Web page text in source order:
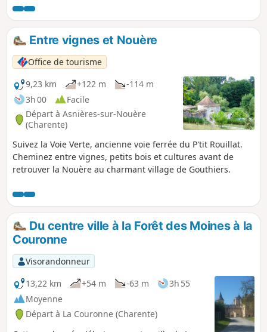
vous invitera à une pause rafraîchissante.
Entre vignes et Nouère
Office de tourisme
9,23 km
+122 m
-114 m
3h 00
Facile
Départ à Asnières-sur-Nouère
(Charente)
Suivez la Voie Verte, ancienne voie ferrée du P'tit Rouillat.
Cheminez entre vignes, petits bois et cultures avant de
retrouver la Nouère au charmant village de Gouthiers.
Du centre ville à la Forêt des Moines à la
Couronne
Visorandonneur
13,22 km
+54 m -63 m
3h 55
Moyenne
Départ à La Couronne (Charente)